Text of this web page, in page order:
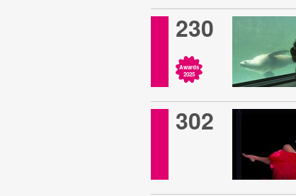
230
Awards
2025
302